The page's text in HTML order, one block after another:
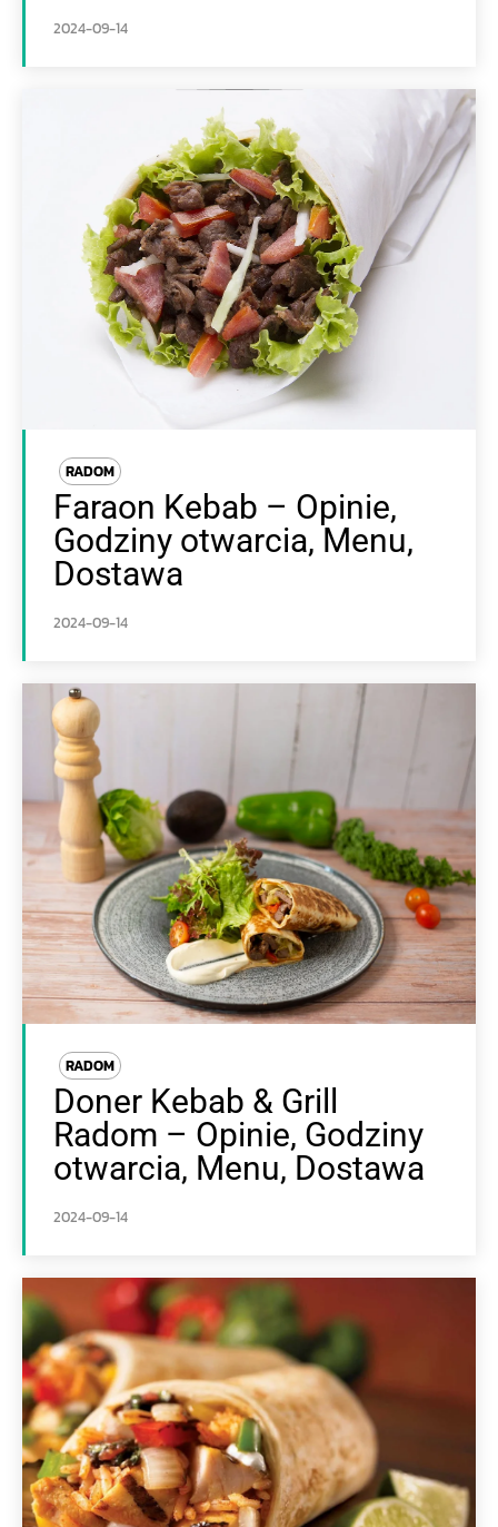
2024-09-14
RADOM
Faraon Kebab – Opinie,
Godziny otwarcia, Menu,
Dostawa
2024-09-14
RADOM
Doner Kebab & Grill
Radom – Opinie, Godziny
otwarcia, Menu, Dostawa
2024-09-14